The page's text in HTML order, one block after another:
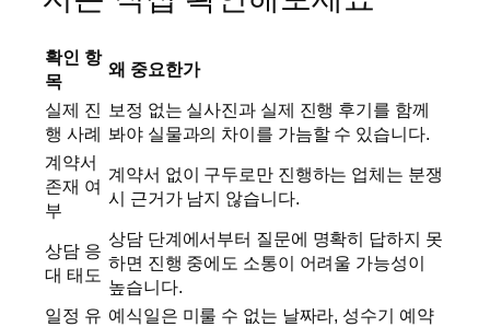
확인 항
목
왜 중요한가
실제 진
행 사례
보정 없는 실사진과 실제 진행 후기를 함께
봐야 실물과의 차이를 가늠할 수 있습니다.
계약서
존재 여
부
계약서 없이 구두로만 진행하는 업체는 분쟁
시 근거가 남지 않습니다.
상담 응
대 태도
상담 단계에서부터 질문에 명확히 답하지 못
하면 진행 중에도 소통이 어려울 가능성이
높습니다.
일정 유 예식일은 미룰 수 없는 날짜라, 성수기 예약